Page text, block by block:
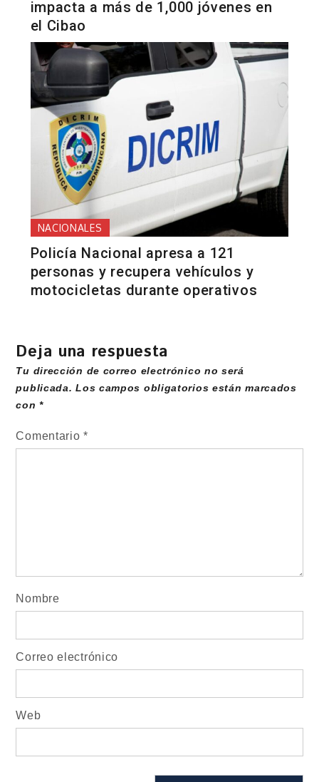
impacta a más de 1,000 jóvenes en
el Cibao
NACIONALES
Policía Nacional apresa a 121
personas y recupera vehículos y
motocicletas durante operativos
Deja una respuesta
Tu dirección de correo electrónico no será
publicada. Los campos obligatorios están marcados
con*
Comentario*
Nombre
Correo electrónico
Web